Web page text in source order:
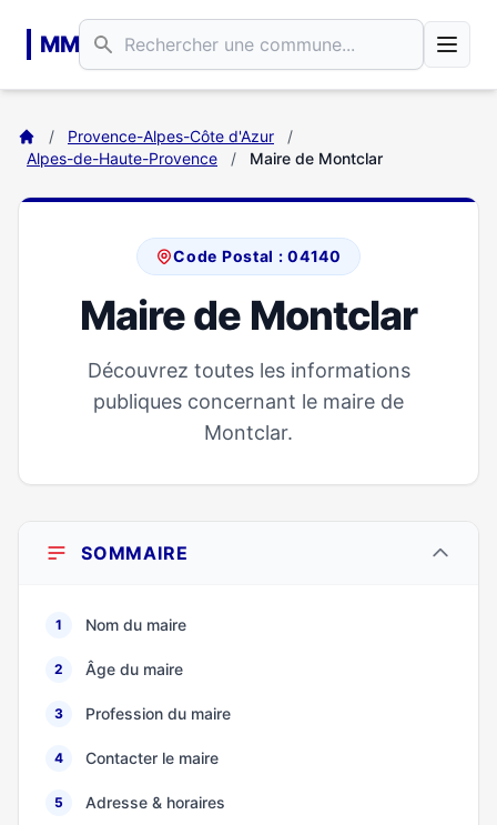
MM
/ Provence-Alpes-Côte d'Azur
/
Alpes-de-Haute-Provence
/ Maire de Montclar
Code Postal : 04140
Maire de Montclar
Découvrez toutes les informations
publiques concernant le maire de
Montclar.
SOMMAIRE
1 Nom du maire
2 Âge du maire
3 Profession du maire
4 Contacter le maire
5 Adresse & horaires